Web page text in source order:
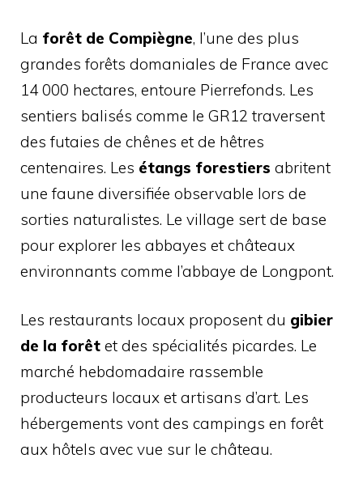
La forêt de Compiègne, l’une des plus
grandes forêts domaniales de France avec
14 000 hectares, entoure Pierrefonds. Les
sentiers balisés comme le GR12 traversent
des futaies de chênes et de hêtres
centenaires. Les étangs forestiers abritent
une faune diversifiée observable lors de
sorties naturalistes. Le village sert de base
pour explorer les abbayes et châteaux
environnants comme l’abbaye de Longpont.
Les restaurants locaux proposent du gibier
de la forêt et des spécialités picardes. Le
marché hebdomadaire rassemble
producteurs locaux et artisans d’art. Les
hébergements vont des campings en forêt
aux hôtels avec vue sur le château.